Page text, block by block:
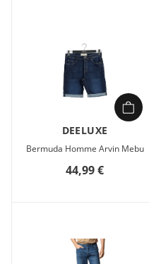
DEELUXE
Bermuda Homme Arvin Mebu
44,99 €